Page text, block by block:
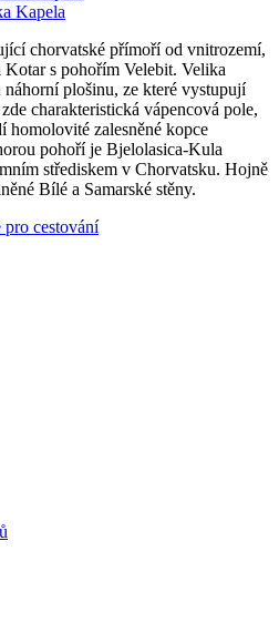
Kapela
chorvatské přímoří od vnitrozemí,
s pohořím Velebit. Velika
plošinu, ze které vystupují
charakteristická vápencová pole,
homolovité zalesněné kopce
pohoří je Bjelolasica-Kula
střediskem v Chorvatsku. Hojně
Bílé a Samarské stěny.
cestování